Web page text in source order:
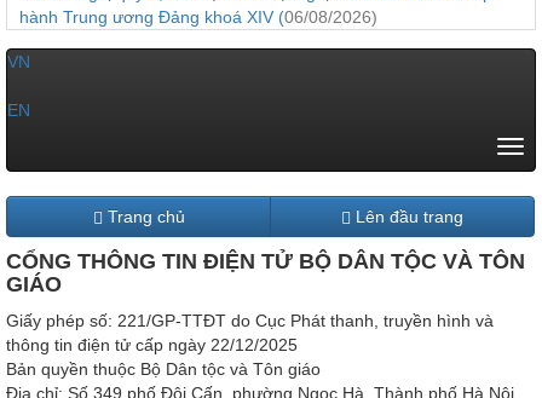
hành Trung ương Đảng khoá XIV (06/08/2026)
VN
EN
Trang chủ Lên đầu trang
CỔNG THÔNG TIN ĐIỆN TỬ BỘ DÂN TỘC VÀ TÔN
GIÁO
Giấy phép số: 221/GP-TTĐT do Cục Phát thanh, truyền hình và
thông tin điện tử cấp ngày 22/12/2025
Bản quyền thuộc Bộ Dân tộc và Tôn giáo
Địa chỉ: Số 349 phố Đội Cấn, phường Ngọc Hà, Thành phố Hà Nội